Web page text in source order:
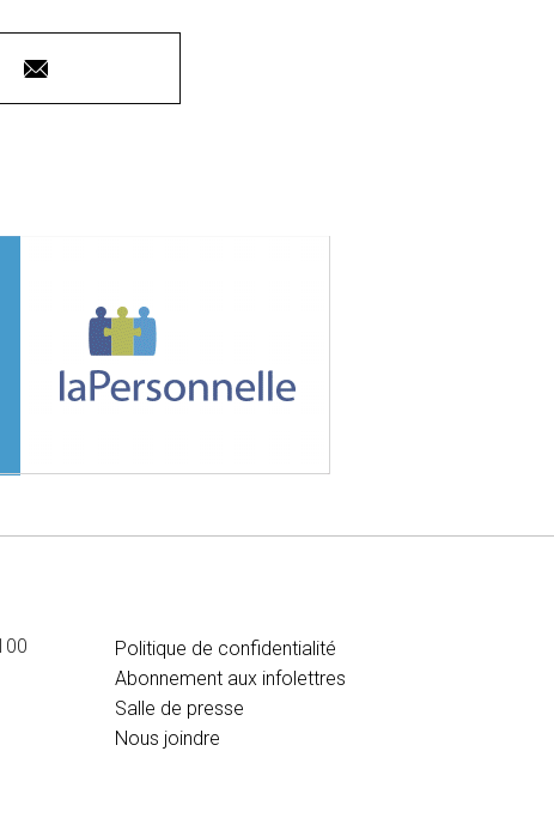
Politique de confidentialité
Abonnement aux infolettres
Salle de presse
Nous joindre